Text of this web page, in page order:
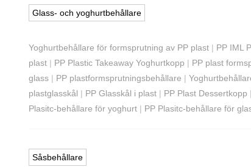
Glass- och yoghurtbehållare
Yoghurtbehållare för formsprutning av PP plast | PP IML
plast | PP Plastic Takeaway Yoghurtkopp | PP plast
glass | PP plastformsprutningsbehållare |
plastglasskål | PP Glasskål i plast | PP Plast Dessertkopp |
Plasitc-behållare för yoghurt | PP Plasitc-behållare för
Såsbehållare